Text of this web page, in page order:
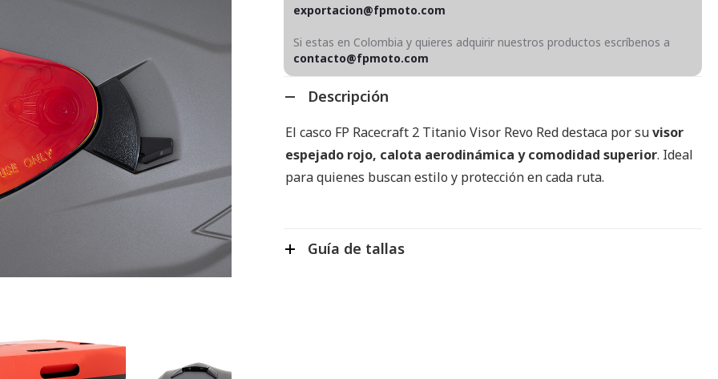
exportacion@fpmoto.com
Si estas en Colombia y quieres adquirir nuestros productos escríbenos a
contacto@fpmoto.com
Descripción
El casco FP Racecraft 2 Titanio Visor Revo Red destaca por suvisor
espejado rojo, calota aerodinámica y comodidad superior. Ideal
para quienes buscan estilo y protección en cada ruta.
Guía de tallas